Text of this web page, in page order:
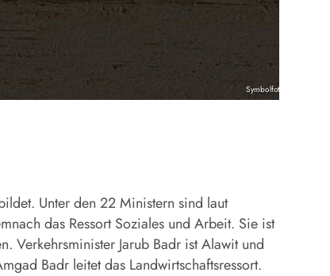
Symbolfoto: gem
Unter den 22 Ministern sind laut
das Ressort Soziales und Arbeit. Sie ist
Verkehrsminister Jarub Badr ist Alawit und
Badr leitet das Landwirtschaftsressort.